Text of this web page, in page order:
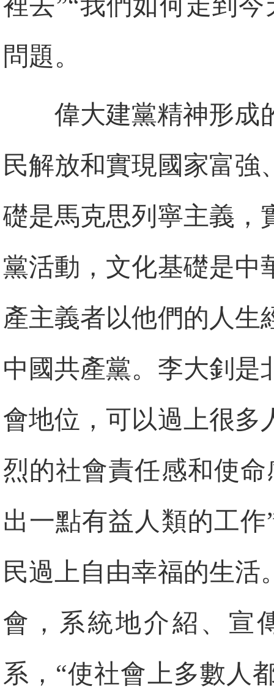
裡去”“我們如何走到
問題。
偉大建黨精神形成
民解放和實現國家富強
礎是馬克思列寧主義，
黨活動，文化基礎是中
產主義者以他們的人生
中國共產黨。李大釗是
會地位，可以過上很多
烈的社會責任感和使
出一點有益人類的工
民過上自由幸福的生活
會，系統地介紹、宣
系，“使社會上多數人